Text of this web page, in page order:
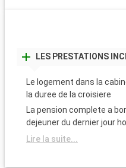
LES PRESTATIONS
Le logement dans la
la duree de la croisiere
La pension complete a
dejeuner du dernier jour
Lire la suite...